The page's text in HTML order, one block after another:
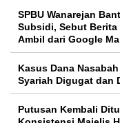
SPBU Wanarejan
Subsidi, Sebut
Ambil dari Google
Kasus Dana
Syariah Digugat dan
Putusan Kembali